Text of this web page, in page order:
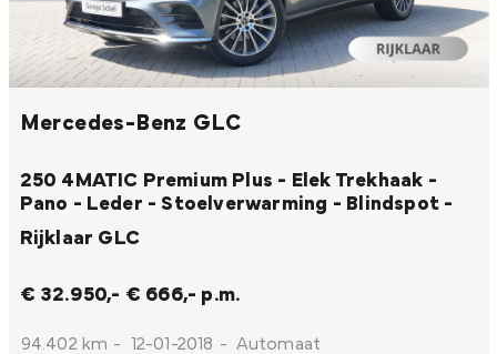
Mercedes-Benz GLC
250 4MATIC Premium Plus - Elek Trekhaak -
Pano - Leder - Stoelverwarming - Blindspot -
Rijklaar GLC
€ 32.950,- € 666,- p.m.
94.402 km - 12-01-2018 - Automaat